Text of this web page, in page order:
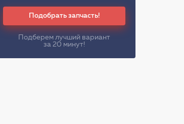
Подобрать запчасть!
Подберем лучший вариант
за 20 минут!